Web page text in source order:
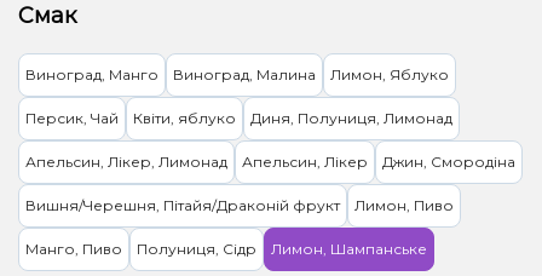
Смак
Виноград, Манго Виноград, Малина Лимон, Яблуко
Персик, Чай Квіти, яблуко Диня, Полуниця, Лимонад
Апельсин, Лікер, Лимонад Апельсин, Лікер Джин, Смородіна
Вишня/Черешня, Пітайя/Драконій фрукт Лимон, Пиво
Манго, Пиво Полуниця, Сідр Лимон, Шампанське